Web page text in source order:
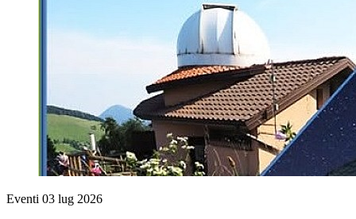
Eventi 03 lug 2026